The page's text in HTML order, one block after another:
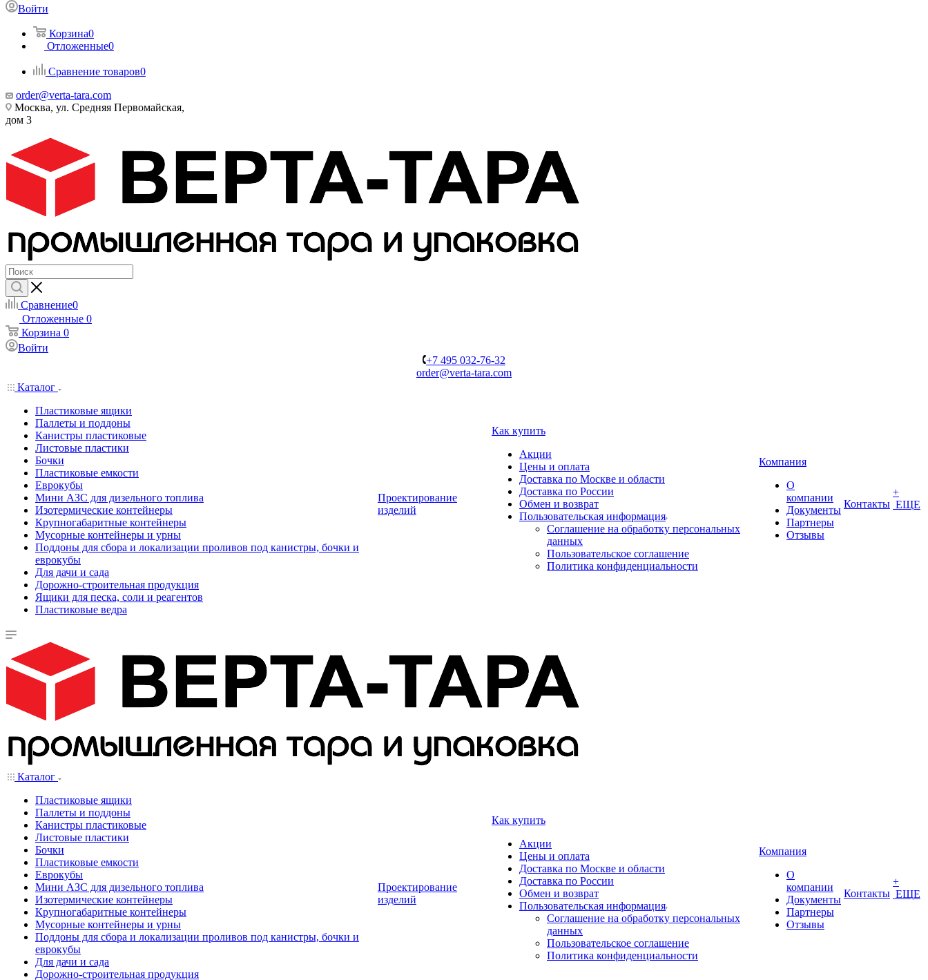
Войти
Корзина0
Отложенные0
Сравнение товаров0
order@verta-tara.com
Москва, ул. Средняя Первомайская,
дом 3
Сравнение0
Отложенные 0
Корзина 0
Войти
+7 495 032-76-32
order@verta-tara.com
Каталог
Пластиковые ящики
Паллеты и поддоны
Канистры пластиковые
Листовые пластики
Бочки
Пластиковые емкости
Еврокубы
Мини АЗС для дизельного топлива
Изотермические контейнеры
Крупногабаритные контейнеры
Мусорные контейнеры и урны
Поддоны для сбора и локализации проливов под канистры, бочки и
еврокубы
Для дачи и сада
Дорожно-строительная продукция
Ящики для песка, соли и реагентов
Пластиковые ведра
Проектирование
изделий
Как купить
Акции
Цены и оплата
Доставка по Москве и области
Доставка по России
Обмен и возврат
Пользовательская информация
Соглашение на обработку персональных
данных
Пользовательское соглашение
Политика конфиденциальности
Компания
О
компании
Документы
Партнеры
Отзывы
Контакты
+
ЕЩЕ
Каталог
Пластиковые ящики
Паллеты и поддоны
Канистры пластиковые
Листовые пластики
Бочки
Пластиковые емкости
Еврокубы
Мини АЗС для дизельного топлива
Изотермические контейнеры
Крупногабаритные контейнеры
Мусорные контейнеры и урны
Поддоны для сбора и локализации проливов под канистры, бочки и
еврокубы
Для дачи и сада
Дорожно-строительная продукция
Проектирование
изделий
Как купить
Акции
Цены и оплата
Доставка по Москве и области
Доставка по России
Обмен и возврат
Пользовательская информация
Соглашение на обработку персональных
данных
Пользовательское соглашение
Политика конфиденциальности
Компания
О
компании
Документы
Партнеры
Отзывы
Контакты
+
ЕЩЕ